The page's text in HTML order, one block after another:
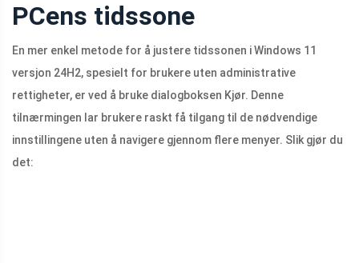
PCens tidssone
En mer enkel metode for å justere tidssonen i Windows 11
versjon 24H2, spesielt for brukere uten administrative
rettigheter, er ved å bruke dialogboksen Kjør. Denne
tilnærmingen lar brukere raskt få tilgang til de nødvendige
innstillingene uten å navigere gjennom flere menyer. Slik gjør du
det: